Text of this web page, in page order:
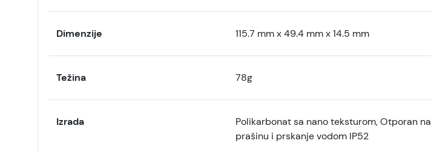
Dimenzije 115.7 mm x 49.4 mm x 14.5 mm
Težina 78g
Izrada
Polikarbonat sa nano teksturom, Otporan na
prašinu i prskanje vodom IP52